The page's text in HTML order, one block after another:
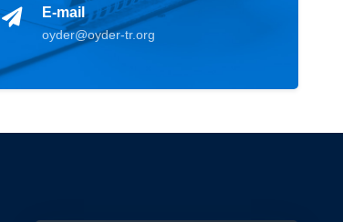
E-mail
oyder@oyder-tr.org